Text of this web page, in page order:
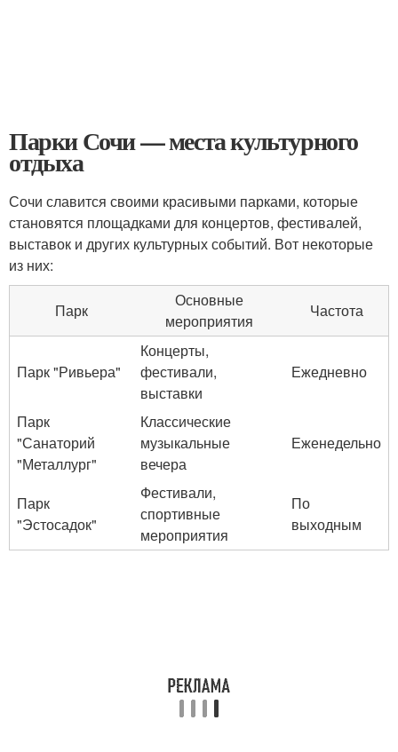
Парки Сочи — места культурного
отдыха
Сочи славится своими красивыми парками, которые
становятся площадками для концертов, фестивалей,
выставок и других культурных событий. Вот некоторые
из них:
Парк
Основные
мероприятия
Частота
Парк "Ривьера"
Концерты,
фестивали,
выставки
Ежедневно
Парк
"Санаторий
"Металлург"
Классические
музыкальные
вечера
Еженедельно
Парк
"Эстосадок"
Фестивали,
спортивные
мероприятия
По
выходным